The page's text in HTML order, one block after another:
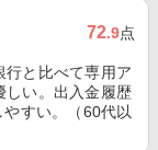
72.9点
と比べて専用ア
しい。出入金履歴
すい。（60代以